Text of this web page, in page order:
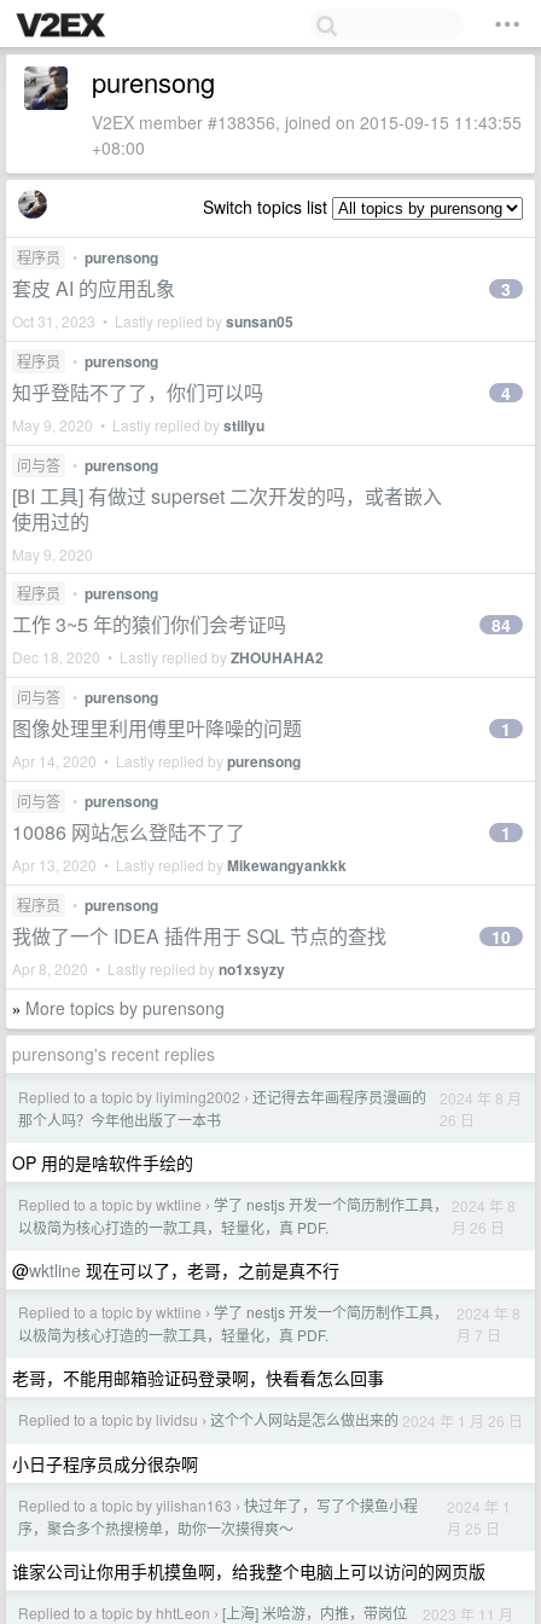
purensong
V2EX member #138356, joined on 2015-09-15 11:43:55
+08:00
Switch topics list
程序员 • purensong
套皮 AI 的应用乱象
Oct 31, 2023 • Lastly replied bysunsan05
3
程序员 • purensong
知乎登陆不了了，你们可以吗
May 9, 2020 • Lastly replied bystillyu
4
问与答 • purensong
[BI 工具] 有做过 superset 二次开发的吗，或者嵌入
使用过的
May 9, 2020
程序员
• purensong
工作 3~5 年的猿们你们会考证吗
Dec 18, 2020 • Lastly replied byZHOUHAHA2
84
问与答 • purensong
图像处理里利用傅里叶降噪的问题
Apr 14, 2020 • Lastly replied bypurensong
1
问与答 • purensong
10086 网站怎么登陆不了了
Apr 13, 2020 • Lastly replied byMikewangyankkk
1
程序员 • purensong
我做了一个 IDEA 插件用于 SQL 节点的查找
Apr 8, 2020 • Lastly replied byno1xsyzy
10
» More topics by purensong
purensong's recent replies
Replied to a topic by liyiming2002 › 还记得去年画程序员漫画的
那个人吗？今年他出版了一本书
2024 年 8 月
26 日
OP 用的是啥软件手绘的
Replied to a topic by wktline › 学了 nestjs 开发一个简历制作工具，
以极简为核心打造的一款工具，轻量化，真 PDF.
2024 年 8
月 26 日
@wktline 现在可以了，老哥，之前是真不行
Replied to a topic by wktline › 学了 nestjs 开发一个简历制作工具，
以极简为核心打造的一款工具，轻量化，真 PDF.
2024 年 8
月 7 日
老哥，不能用邮箱验证码登录啊，快看看怎么回事
Replied to a topic by lividsu › 这个个人网站是怎么做出来的 2024 年 1 月 26 日
小日子程序员成分很杂啊
Replied to a topic by yilishan163 › 快过年了，写了个摸鱼小程
序，聚合多个热搜榜单，助你一次摸得爽～
2024 年 1
月 25 日
谁家公司让你用手机摸鱼啊，给我整个电脑上可以访问的网页版
Replied to a topic by hhtLeon › [上海] 米哈游，内推，带岗位 2023 年 11 月